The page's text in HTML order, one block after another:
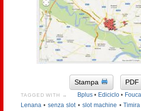
Stampa PDF
TAGGED WITH → Bplus• Ediciclo•
Lenana• senza slot• slot machine •Timira